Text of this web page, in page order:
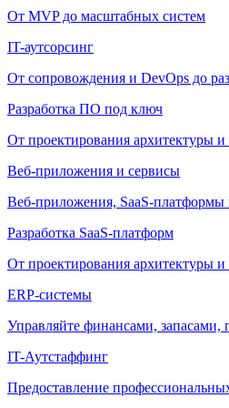
От MVP до масштабных систем
IT-аутсорсинг
От сопровождения и DevOps до
Разработка ПО под ключ
От проектирования архитектуры
Веб-приложения и сервисы
Веб-приложения, SaaS-платформы
Разработка SaaS-платформ
От проектирования архитектуры
ERP-системы
Управляйте финансами,
IT-Аутстаффинг
Предоставление